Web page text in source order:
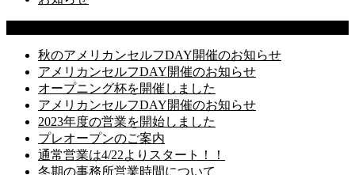
秋のアメリカンセルフDAY開催のお知らせ
アメリカンセルフDAY開催のお知らせ
オープニング杯を開催しました
アメリカンセルフDAY開催のお知らせ
2023年度の営業を開始しました
プレオープンのご案内
通常営業は4/22よりスタート！！
冬期の事務所営業時間について